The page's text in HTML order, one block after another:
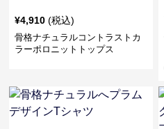
¥4,910 (税込)
骨格ナチュラルコントラストカ
ラーポロニットトップス